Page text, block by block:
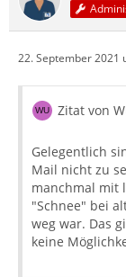
22. September 2021
Zitat von
Gelegentlich
Mail nicht zu
manchmal mit
"Schnee" bei
weg war. Das
keine